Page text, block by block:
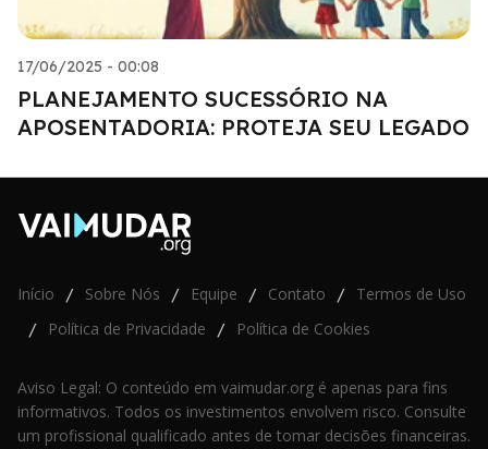
17/06/2025 - 00:08
PLANEJAMENTO SUCESSÓRIO NA
APOSENTADORIA: PROTEJA SEU LEGADO
Início / Sobre Nós / Equipe / Contato / Termos de Uso
/ Política de Privacidade / Política de Cookies
Aviso Legal: O conteúdo em vaimudar.org é apenas para fins
informativos. Todos os investimentos envolvem risco. Consulte
um profissional qualificado antes de tomar decisões financeiras.